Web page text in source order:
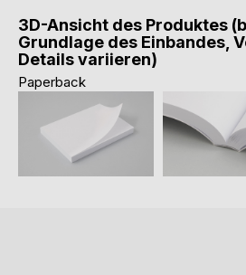
3D-Ansicht des Produktes
Grundlage des Einbandes,
Details variieren)
Paperback